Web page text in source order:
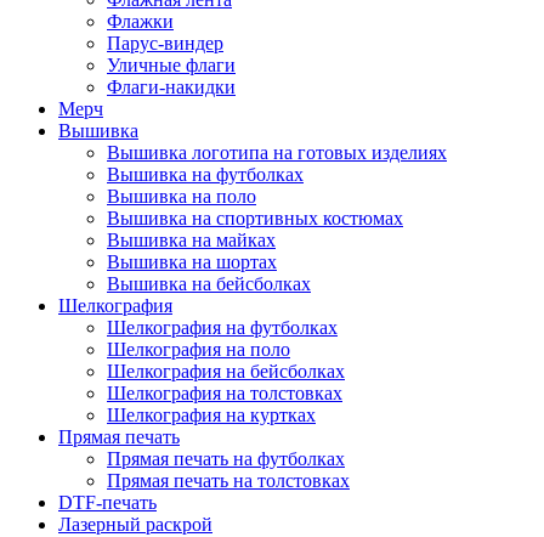
Флажки
Парус-виндер
Уличные флаги
Флаги-накидки
Мерч
Вышивка
Вышивка логотипа на готовых изделиях
Вышивка на футболках
Вышивка на поло
Вышивка на спортивных костюмах
Вышивка на майках
Вышивка на шортах
Вышивка на бейсболках
Шелкография
Шелкография на футболках
Шелкография на поло
Шелкография на бейсболках
Шелкография на толстовках
Шелкография на куртках
Прямая печать
Прямая печать на футболках
Прямая печать на толстовках
DTF-печать
Лазерный раскрой